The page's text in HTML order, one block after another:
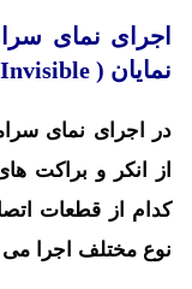
نمای
(
Invisible
) :
اجرای نمای سرامیک
انکر و براکت های
از قطعات اتصال
مختلف اجرا می